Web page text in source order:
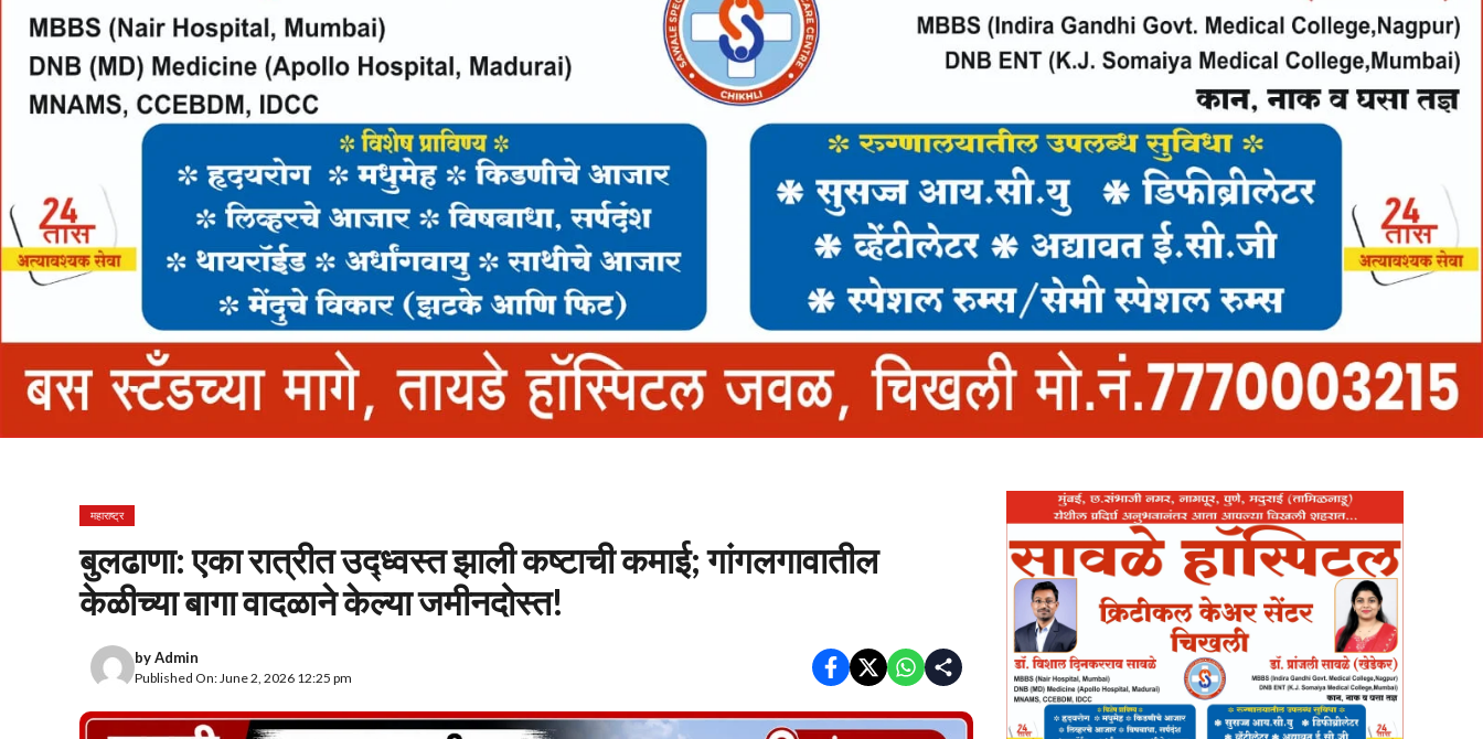
महाराष्ट्र
बुलढाणा: एका रात्रीत उद्ध्वस्त झाली कष्टाची कमाई; गांगलगावातील
केळीच्या बागा वादळाने केल्या जमीनदोस्त!
byAdmin
Published On: June 2, 2026 12:25 pm